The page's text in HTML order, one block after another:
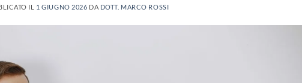
IL 1 GIUGNO 2026 DA DOTT. MARCO ROSSI